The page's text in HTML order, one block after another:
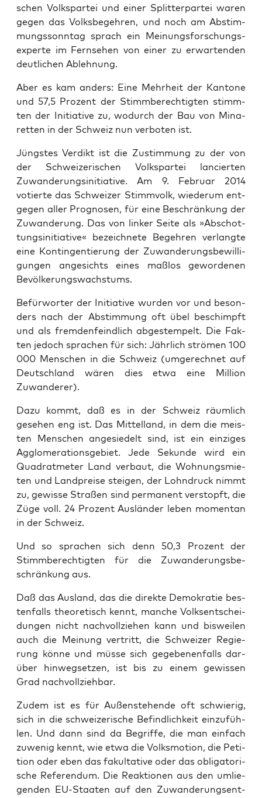
schen Volks­par­tei und einer Split­ter­par­tei waren
gegen das Volks­be­geh­ren, und noch am Abstim­
mungs­sonn­tag sprach ein Mei­nungs­for­schungs­
exper­te im Fern­se­hen von einer zu erwar­ten­den
deut­li­chen Ablehnung.
Aber es kam anders: Eine Mehr­heit der Kan­to­ne
und 57,5 Pro­zent der Stimm­be­rech­tig­ten stimm­
ten der Initia­ti­ve zu, wodurch der Bau von Mina­
ret­ten in der Schweiz nun ver­bo­ten ist.
Jüngs­tes Ver­dikt ist die Zustim­mung zu der von
der Schwei­ze­ri­schen Volks­par­tei lan­cier­ten
Zuwan­de­rungs­in­itia­ti­ve. Am 9. Febru­ar 2014
votier­te das Schwei­zer Stimm­volk, wie­der­um ent­
ge­gen aller Pro­gno­sen, für eine Beschrän­kung der
Zuwan­de­rung. Das von lin­ker Sei­te als »Abschot­
tungs­in­itia­ti­ve« bezeich­ne­te Begeh­ren ver­lang­te
eine Kon­tin­gen­tie­rung der Zuwan­de­rungs­be­wil­li­
gun­gen ange­sichts eines maß­los gewor­de­nen
Bevölkerungswachstums.
Befür­wor­ter der Initia­ti­ve wur­den vor und beson­
ders nach der Abstim­mung oft übel beschimpft
und als frem­den­feind­lich abge­stem­pelt. Die Fak­
ten jedoch spra­chen für sich: Jähr­lich strö­men 100
000 Men­schen in die Schweiz (umge­rech­net auf
Deutsch­land wären dies etwa eine Mil­li­on
Zuwanderer).
Dazu kommt, daß es in der Schweiz räum­lich
gese­hen eng ist. Das Mit­tel­land, in dem die meis­
ten Men­schen ange­sie­delt sind, ist ein ein­zi­ges
Agglo­me­ra­ti­ons­ge­biet. Jede Sekun­de wird ein
Qua­drat­me­ter Land ver­baut, die Woh­nungs­mie­
ten und Land­prei­se stei­gen, der Lohn­druck nimmt
zu, gewis­se Stra­ßen sind per­ma­nent ver­stopft, die
Züge voll. 24 Pro­zent Aus­län­der leben momen­tan
in der Schweiz.
Und so spra­chen sich denn 50,3 Pro­zent der
Stimm­be­rech­tig­ten für die Zuwan­de­rungs­be­
schrän­kung aus.
Daß das Aus­land, das die direk­te Demo­kra­tie bes­
ten­falls theo­re­tisch kennt, man­che Volks­ent­schei­
dun­gen nicht nach­voll­zie­hen kann und bis­wei­len
auch die Mei­nung ver­tritt, die Schwei­zer Regie­
rung kön­ne und müs­se sich gege­be­nen­falls dar­
über hin­weg­set­zen, ist bis zu einem gewis­sen
Grad nachvollziehbar.
Zudem ist es für Außen­ste­hen­de oft schwie­rig,
sich in die schwei­ze­ri­sche Befind­lich­keit ein­zu­füh­
len. Und dann sind da Begrif­fe, die man ein­fach
zuwe­nig kennt, wie etwa die Volks­mo­ti­on, die Peti­
ti­on oder eben das fakul­ta­ti­ve oder das obli­ga­to­ri­
sche Refe­ren­dum. Die Reak­tio­nen aus den umlie­
gen­den EU-Staa­ten auf den Zuwan­de­rungs­ent­